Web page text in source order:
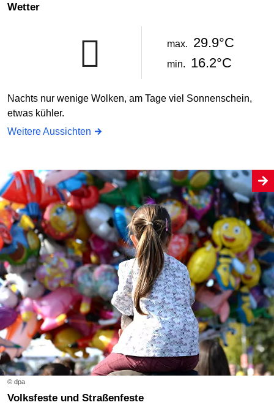
Wetter
max. 29.9°C
min. 16.2°C
Nachts nur wenige Wolken, am Tage viel Sonnenschein,
etwas kühler.
Weitere Aussichten
© dpa
Volksfeste und Straßenfeste